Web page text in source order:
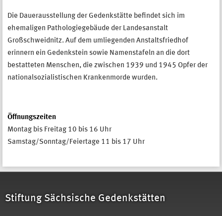
Die Dauerausstellung der Gedenkstätte befindet sich im
ehemaligen Pathologiegebäude der Landesanstalt
Großschweidnitz. Auf dem umliegenden Anstaltsfriedhof
erinnern ein Gedenkstein sowie Namenstafeln an die dort
bestatteten Menschen, die zwischen 1939 und 1945 Opfer der
nationalsozialistischen Krankenmorde wurden.
Öffnungszeiten
Montag bis Freitag 10 bis 16 Uhr
Samstag/Sonntag/Feiertage 11 bis 17 Uhr
Stiftung Sächsische Gedenkstätten